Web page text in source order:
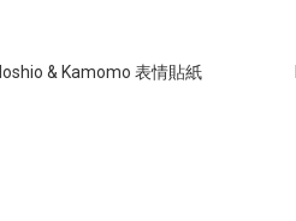
& Kamomo 表情貼紙